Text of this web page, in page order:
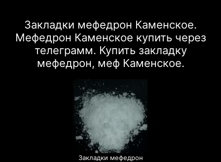
Закладки мефедрон Каменское.
Мефедрон Каменское купить через
телеграмм. Купить закладку
мефедрон, меф Каменское.
Закладки мефедрон